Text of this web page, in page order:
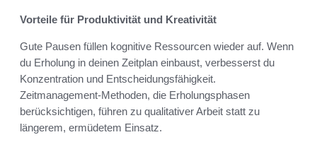
Vorteile für Produktivität und Kreativität
Gute Pausen füllen kognitive Ressourcen wieder auf. Wenn
du Erholung in deinen Zeitplan einbaust, verbesserst du
Konzentration und Entscheidungsfähigkeit.
Zeitmanagement-Methoden, die Erholungsphasen
berücksichtigen, führen zu qualitativer Arbeit statt zu
längerem, ermüdetem Einsatz.